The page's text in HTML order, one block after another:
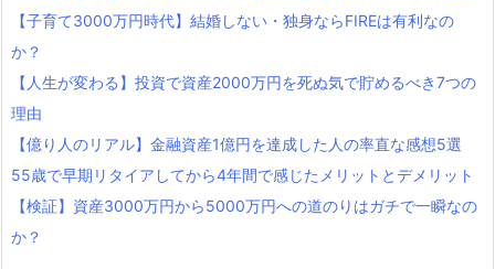
【子育て3000万円時代】結婚しない・独身ならFIREは有利なの
か？
【人生が変わる】投資で資産2000万円を死ぬ気で貯めるべき7つの
理由
【億り人のリアル】金融資産1億円を達成した人の率直な感想5選
55歳で早期リタイアしてから4年間で感じたメリットとデメリット
【検証】資産3000万円から5000万円への道のりはガチで一瞬なの
か？